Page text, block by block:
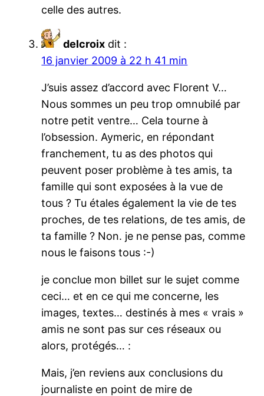
celle des autres.
delcroix dit :
16 janvier 2009 à 22 h 41 min
J’suis assez d’accord avec Florent V…
Nous sommes un peu trop omnubilé par
notre petit ventre… Cela tourne à
l’obsession. Aymeric, en répondant
franchement, tu as des photos qui
peuvent poser problème à tes amis, ta
famille qui sont exposées à la vue de
tous ? Tu étales également la vie de tes
proches, de tes relations, de tes amis, de
ta famille ? Non. je ne pense pas, comme
nous le faisons tous :-)
je conclue mon billet sur le sujet comme
ceci… et en ce qui me concerne, les
images, textes… destinés à mes « vrais »
amis ne sont pas sur ces réseaux ou
alors, protégés… :
Mais, j’en reviens aux conclusions du
journaliste en point de mire de